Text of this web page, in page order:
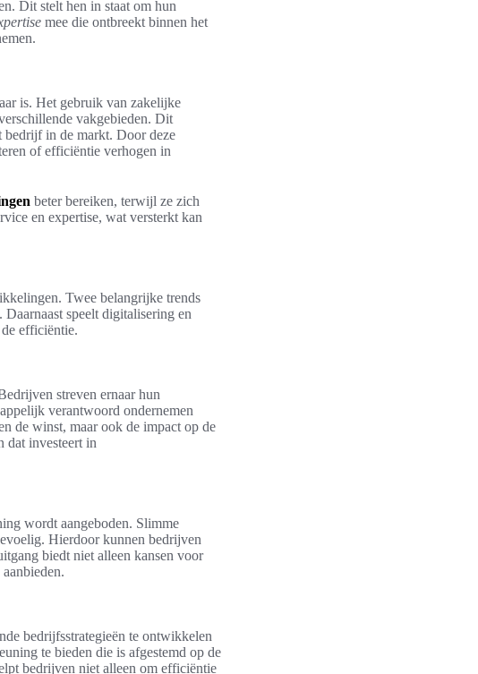
Dit stelt hen in staat om hun
mee die ontbreekt binnen het
is. Het gebruik van zakelijke
vakgebieden. Dit
bedrijf in de markt. Door deze
of efficiëntie verhogen in
beter bereiken, terwijl ze zich
en expertise, wat versterkt kan
Twee belangrijke trends
speelt digitalisering en
efficiëntie.
streven ernaar hun
verantwoord ondernemen
de winst, maar ook de impact op de
dat investeert in
wordt aangeboden. Slimme
Hierdoor kunnen bedrijven
biedt niet alleen kansen voor
bedrijfsstrategieën te ontwikkelen
te bieden die is afgestemd op de
bedrijven niet alleen om efficiëntie